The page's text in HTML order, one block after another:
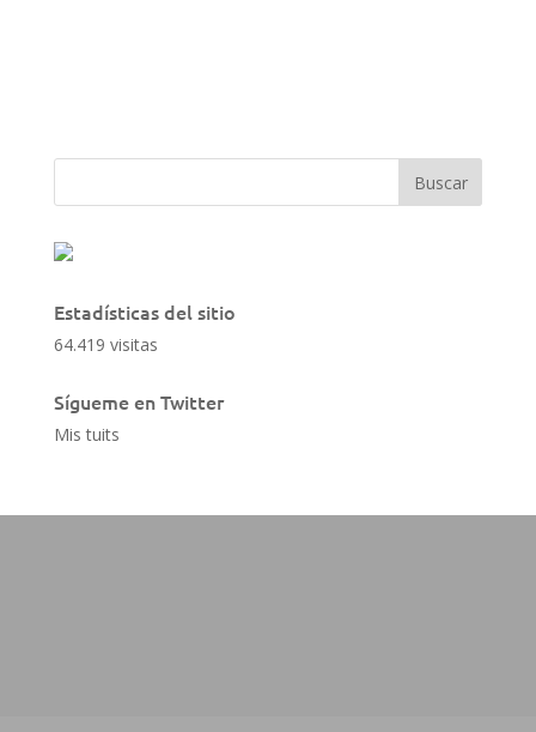
Estadísticas del sitio
64.419 visitas
Sígueme en Twitter
Mis tuits